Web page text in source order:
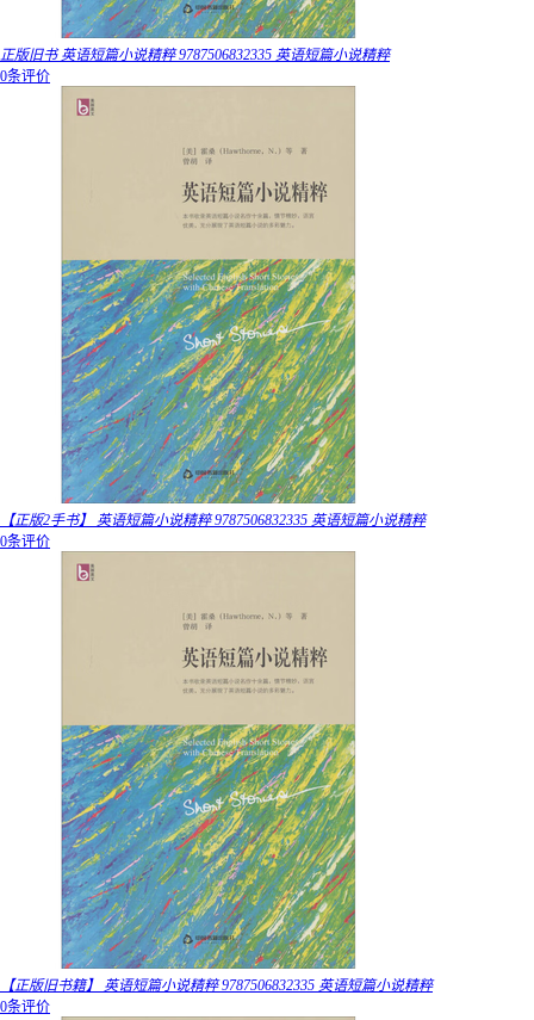
正版旧书 英语短篇小说精粹 9787506832335 英语短篇小说精粹
0条评价
【正版2手书】 英语短篇小说精粹 9787506832335 英语短篇小说精粹
0条评价
【正版旧书籍】 英语短篇小说精粹 9787506832335 英语短篇小说精粹
0条评价